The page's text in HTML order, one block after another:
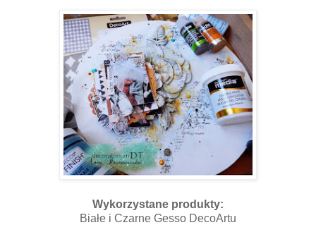
Wykorzystane produkty:
Białe i Czarne Gesso DecoArtu